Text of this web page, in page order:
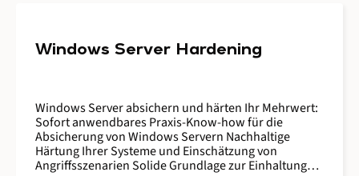
Windows Server Hardening
Windows Server absichern und härten Ihr Mehrwert:
Sofort anwendbares Praxis-Know-how für die
Absicherung von Windows Servern Nachhaltige
Härtung Ihrer Systeme und Einschätzung von
Angriffsszenarien Solide Grundlage zur Einhaltung